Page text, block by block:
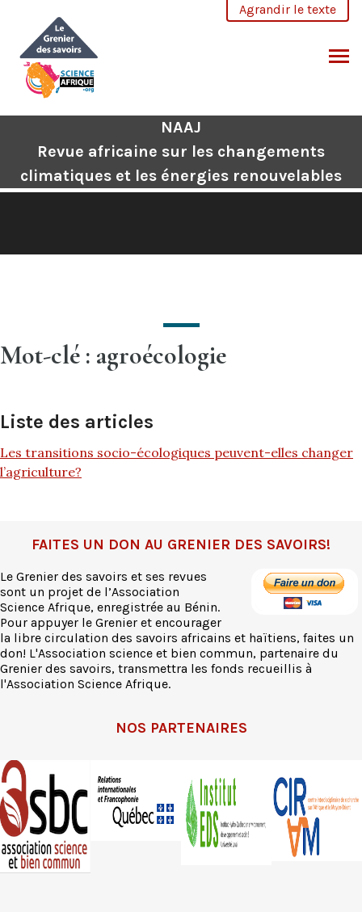
contenu
Agrandir le texte
NAAJ
Revue africaine sur les changements
climatiques et les énergies renouvelables
Mot-clé : agroécologie
Liste des articles
Les transitions socio-écologiques peuvent-elles changer
l’agriculture?
FAITES UN DON AU GRENIER DES SAVOIRS!
Le Grenier des savoirs et ses revues
sont un projet de l’Association
Science Afrique, enregistrée au Bénin.
Pour appuyer le Grenier et encourager
la libre circulation des savoirs africains et haïtiens, faites un
don! L'Association science et bien commun, partenaire du
Grenier des savoirs, transmettra les fonds recueillis à
l'Association Science Afrique.
NOS PARTENAIRES